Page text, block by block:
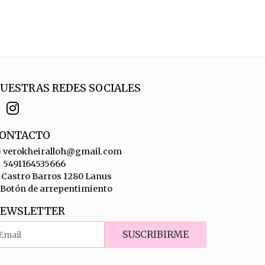
REDES SOCIALES
verokheiralloh@gmail.com
5491164535666
Castro Barros 1280 Lanus
Botón de arrepentimiento
SUSCRIBIRME